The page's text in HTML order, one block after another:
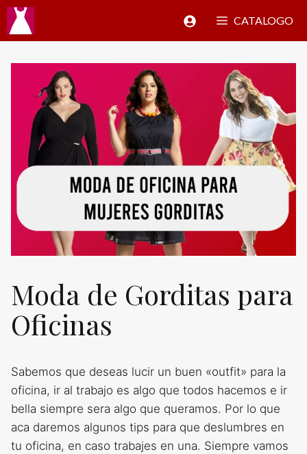
Saltar
contenido
CATALOGO
Moda de Gorditas para
Oficinas
Sabemos que deseas lucir un buen «outfit» para la
oficina, ir al trabajo es algo que todos hacemos e ir
bella siempre sera algo que queramos. Por lo que
aca daremos algunos tips para que deslumbres en
tu oficina, en caso trabajes en una. Siempre vamos